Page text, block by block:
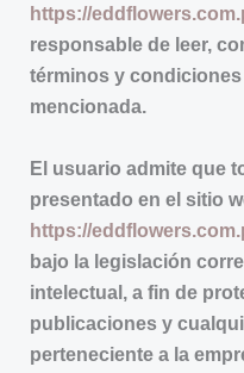
https://
responsable de leer,
términos y
mencionada.
El usuario admite que
presentado en el sitio
https://
bajo la legislación
intelectual, a fin de
publicaciones y
perteneciente a la